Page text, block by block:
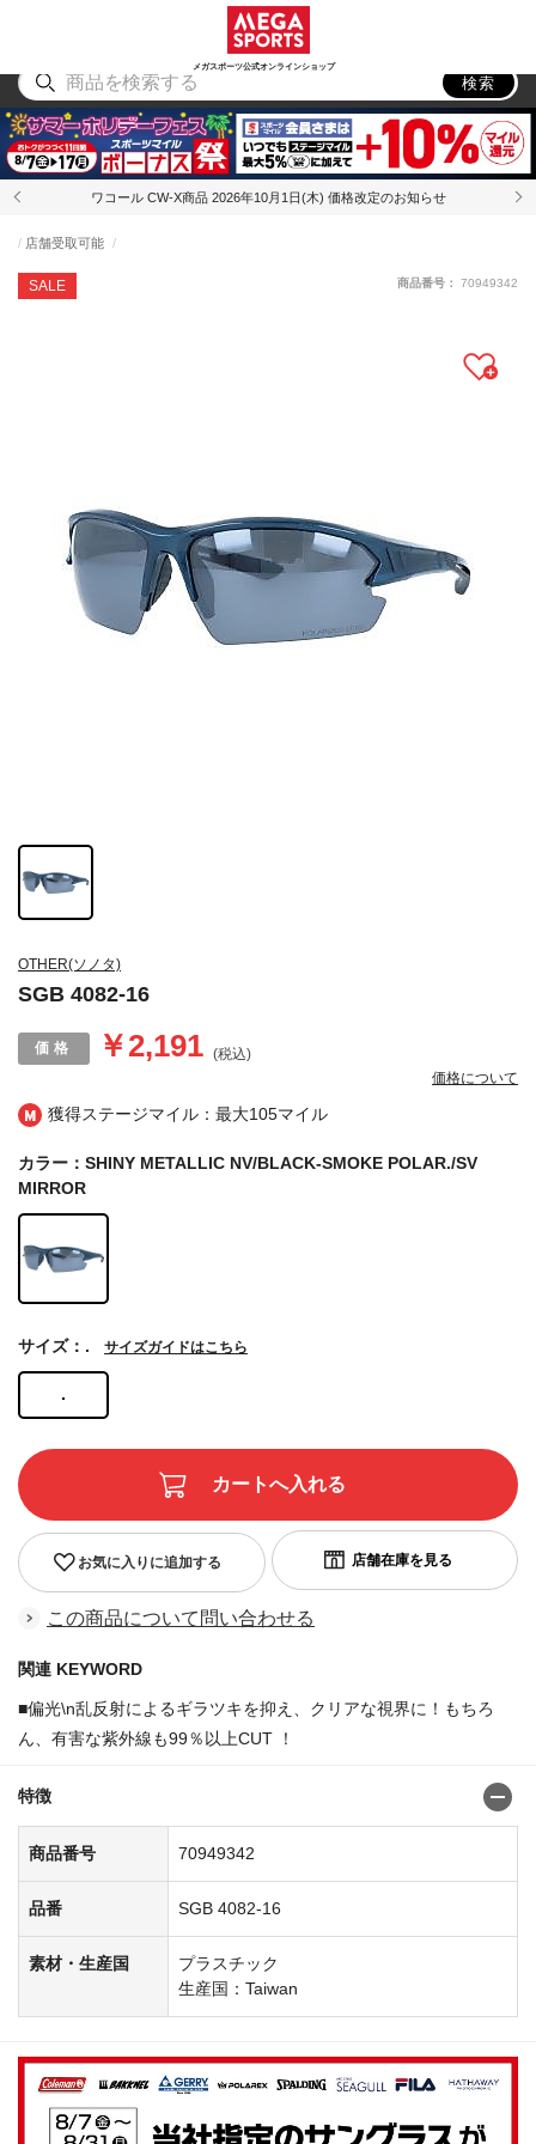
メガスポーツ公式オンラインショップ
アウトドア
検索
ワコール CW-X商品 2026年10月1日(木) 価格改定のお知らせ
獲得ステージマイル：最大105マイル
OTHER(ソノタ)
SGB 4082-16
SALE
店舗受取可能
￥2,191 (税込)
価格について
商品番号： 70949342
カラー：SHINY METALLIC NV/BLACK-SMOKE POLAR./SV
MIRROR
.
サイズ：. サイズガイドはこちら
お気に入りに追加する
この商品について問い合わせる
関連 KEYWORD
■偏光\n乱反射によるギラツキを抑え、クリアな視界に！もちろ
ん、有害な紫外線も99％以上CUT ！
特徴
商品番号 70949342
品番 SGB 4082-16
素材・生産国
プラスチック
生産国：Taiwan